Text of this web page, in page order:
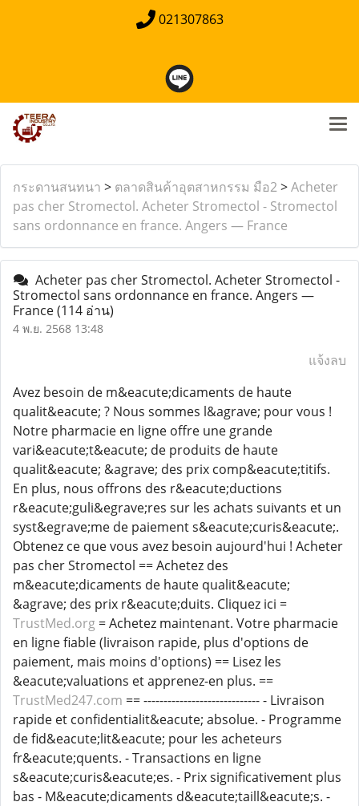
021307863
กระดานสนทนา > ตลาดสินค้าอุตสาหกรรม มือ2>Acheter
pas cher Stromectol. Acheter Stromectol - Stromectol
sans ordonnance en france. Angers — France
Acheter pas cher Stromectol. Acheter Stromectol -
Stromectol sans ordonnance en france. Angers —
France(114 อ่าน)
4 พ.ย. 2568 13:48
แจ้งลบ
Avez besoin de m&eacute;dicaments de haute
qualit&eacute; ? Nous sommes l&agrave; pour vous !
Notre pharmacie en ligne offre une grande
vari&eacute;t&eacute; de produits de haute
qualit&eacute; &agrave; des prix comp&eacute;titifs.
En plus, nous offrons des r&eacute;ductions
r&eacute;guli&egrave;res sur les achats suivants et un
syst&egrave;me de paiement s&eacute;curis&eacute;.
Obtenez ce que vous avez besoin aujourd'hui ! Acheter
pas cher Stromectol == Achetez des
m&eacute;dicaments de haute qualit&eacute;
&agrave; des prix r&eacute;duits. Cliquez ici =
TrustMed.org = Achetez maintenant. Votre pharmacie
en ligne fiable (livraison rapide, plus d'options de
paiement, mais moins d'options) == Lisez les
&eacute;valuations et apprenez-en plus. ==
TrustMed247.com == ----------------------------- - Livraison
rapide et confidentialit&eacute; absolue. - Programme
de fid&eacute;lit&eacute; pour les acheteurs
fr&eacute;quents. - Transactions en ligne
s&eacute;curis&eacute;es. - Prix significativement plus
bas - M&eacute;dicaments d&eacute;taill&eacute;s. -